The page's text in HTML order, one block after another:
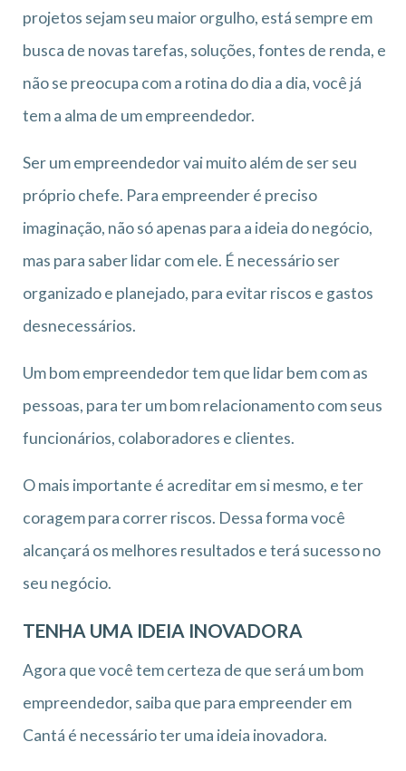
projetos sejam seu maior orgulho, está sempre em
busca de novas tarefas, soluções, fontes de renda, e
não se preocupa com a rotina do dia a dia, você já
tem a alma de um empreendedor.
Ser um empreendedor vai muito além de ser seu
próprio chefe. Para empreender é preciso
imaginação, não só apenas para a ideia do negócio,
mas para saber lidar com ele. É necessário ser
organizado e planejado, para evitar riscos e gastos
desnecessários.
Um bom empreendedor tem que lidar bem com as
pessoas, para ter um bom relacionamento com seus
funcionários, colaboradores e clientes.
O mais importante é acreditar em si mesmo, e ter
coragem para correr riscos. Dessa forma você
alcançará os melhores resultados e terá sucesso no
seu negócio.
TENHA UMA IDEIA INOVADORA
Agora que você tem certeza de que será um bom
empreendedor, saiba que para empreender em
Cantá é necessário ter uma ideia inovadora.